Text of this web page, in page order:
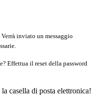
Verrà inviato un messaggio
Effettua il reset della password
casella di posta elettronica!